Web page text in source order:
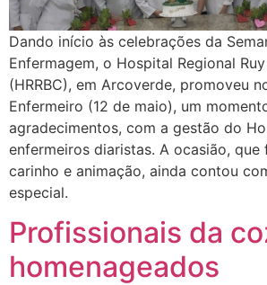
Dando início às celebrações da
Enfermagem, o Hospital Regional
(HRRBC), em Arcoverde, promoveu
Enfermeiro (12 de maio), um
agradecimentos, com a gestão do
enfermeiros diaristas. A ocasião,
carinho e animação, ainda contou
especial.
Profissionais da
homenageados